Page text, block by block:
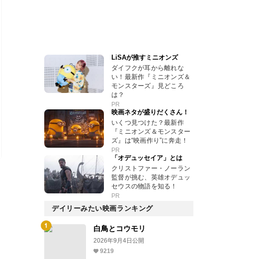
LiSAが推すミニオンズ
ダイフクが耳から離れな
い！最新作『ミニオンズ＆
モンスターズ』見どころ
は？
PR
映画ネタが盛りだくさん！
いくつ見つけた？最新作
『ミニオンズ＆モンスター
ズ』は“映画作り”に奔走！
PR
「オデュッセイア」とは
クリストファー・ノーラン
監督が挑む、英雄オデュッ
セウスの物語を知る！
PR
デイリーみたい映画ランキング
白鳥とコウモリ
2026年9月4日公開
9219